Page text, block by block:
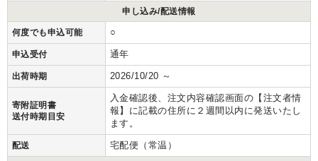
申し込み/配送情報
何度でも申込可能 ○
申込受付 通年
出荷時期 2026/10/20 ～
寄附証明書
送付時期目安
入金確認後、注文内容確認画面の【注文者情
報】に記載の住所に２週間以内に発送いたし
ます。
配送 宅配便（常温）